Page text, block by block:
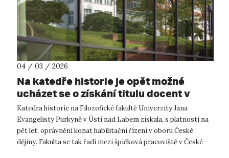
04 / 03 / 2026
Na katedře historie je opět možné
ucházet se o získání titulu docent v
oboru České dějiny
Katedra historie na Filozofické fakultě Univerzity Jana
Evangelisty Purkyně v Ústí nad Labem získala, s platností na
pět let, oprávnění konat habilitační řízení v oboru České
dějiny. Fakulta se tak řadí mezi špičková pracoviště v České